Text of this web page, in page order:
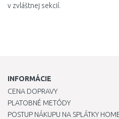
v zvláštnej sekcií.
INFORMÁCIE
CENA DOPRAVY
PLATOBNÉ METÓDY
POSTUP NÁKUPU NA SPLÁTKY